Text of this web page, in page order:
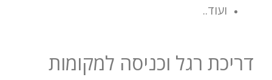
ועוד..
דריכת רגל וכניסה למקומות